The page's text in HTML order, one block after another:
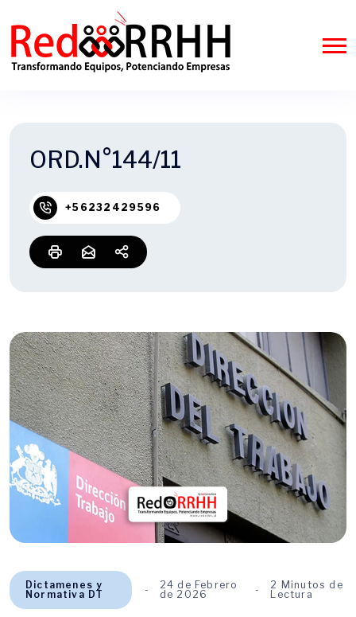
ORD.N°144/11
+56232429596
Dictamenes y
Normativa DT
24 de Febrero
de 2026
2 Minutos de
Lectura